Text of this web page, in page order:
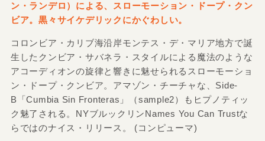
ン・ランデロ）による、スローモーション・ドープ・クン
ビア。黒々サイケデリックにかぐわしい。
コロンビア・カリブ海沿岸モンテス・デ・マリア地方で誕
生したクンビア・サバネラ・スタイルによる魔法のような
アコーディオンの旋律と響きに魅せられるスローモーショ
ン・ドープ・クンビア。アマゾン・チーチャな、Side-
B「Cumbia Sin Fronteras」（sample2）もヒプノティッ
ク魅了される。NYブルックリンNames You Can Trustな
らではのナイス・リリース。 (コンピューマ)